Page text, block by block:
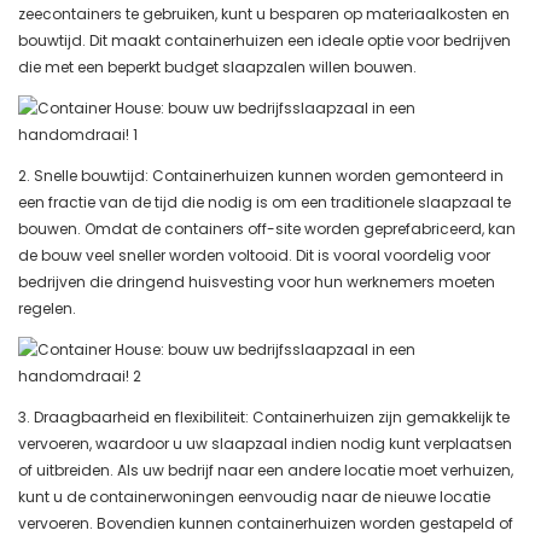
zeecontainers te gebruiken, kunt u besparen op materiaalkosten en
bouwtijd. Dit maakt containerhuizen een ideale optie voor bedrijven
die met een beperkt budget slaapzalen willen bouwen.
2. Snelle bouwtijd: Containerhuizen kunnen worden gemonteerd in
een fractie van de tijd die nodig is om een ​​traditionele slaapzaal te
bouwen. Omdat de containers off-site worden geprefabriceerd, kan
de bouw veel sneller worden voltooid. Dit is vooral voordelig voor
bedrijven die dringend huisvesting voor hun werknemers moeten
regelen.
3. Draagbaarheid en flexibiliteit: Containerhuizen zijn gemakkelijk te
vervoeren, waardoor u uw slaapzaal indien nodig kunt verplaatsen
of uitbreiden. Als uw bedrijf naar een andere locatie moet verhuizen,
kunt u de containerwoningen eenvoudig naar de nieuwe locatie
vervoeren. Bovendien kunnen containerhuizen worden gestapeld of